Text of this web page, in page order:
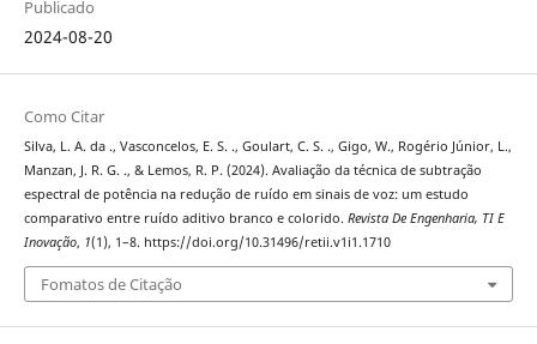
Publicado
2024-08-20
Como Citar
Silva, L. A. da ., Vasconcelos, E. S. ., Goulart, C. S. ., Gigo, W., Rogério Júnior, L.,
Manzan, J. R. G. ., & Lemos, R. P. (2024). Avaliação da técnica de subtração
espectral de potência na redução de ruído em sinais de voz: um estudo
comparativo entre ruído aditivo branco e colorido. Revista De Engenharia, TI E
Inovação, 1(1), 1–8. https://doi.org/10.31496/retii.v1i1.1710
Fomatos de Citação